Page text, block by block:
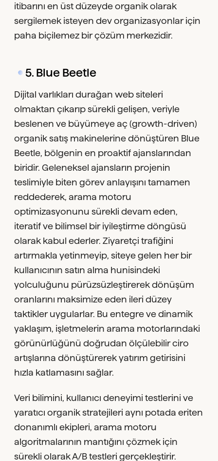
itibarını en üst düzeyde organik olarak
sergilemek isteyen dev organizasyonlar için
paha biçilemez bir çözüm merkezidir.
5. Blue Beetle
Dijital varlıkları durağan web siteleri
olmaktan çıkarıp sürekli gelişen, veriyle
beslenen ve büyümeye aç (growth-driven)
organik satış makinelerine dönüştüren Blue
Beetle, bölgenin en proaktif ajanslarından
biridir. Geleneksel ajansların projenin
teslimiyle biten görev anlayışını tamamen
reddederek, arama motoru
optimizasyonunu sürekli devam eden,
iteratif ve bilimsel bir iyileştirme döngüsü
olarak kabul ederler. Ziyaretçi trafiğini
artırmakla yetinmeyip, siteye gelen her bir
kullanıcının satın alma hunisindeki
yolculuğunu pürüzsüzleştirerek dönüşüm
oranlarını maksimize eden ileri düzey
taktikler uygularlar. Bu entegre ve dinamik
yaklaşım, işletmelerin arama motorlarındaki
görünürlüğünü doğrudan ölçülebilir ciro
artışlarına dönüştürerek yatırım getirisini
hızla katlamasını sağlar.
Veri bilimini, kullanıcı deneyimi testlerini ve
yaratıcı organik stratejileri aynı potada eriten
donanımlı ekipleri, arama motoru
algoritmalarının mantığını çözmek için
sürekli olarak A/B testleri gerçekleştirir.